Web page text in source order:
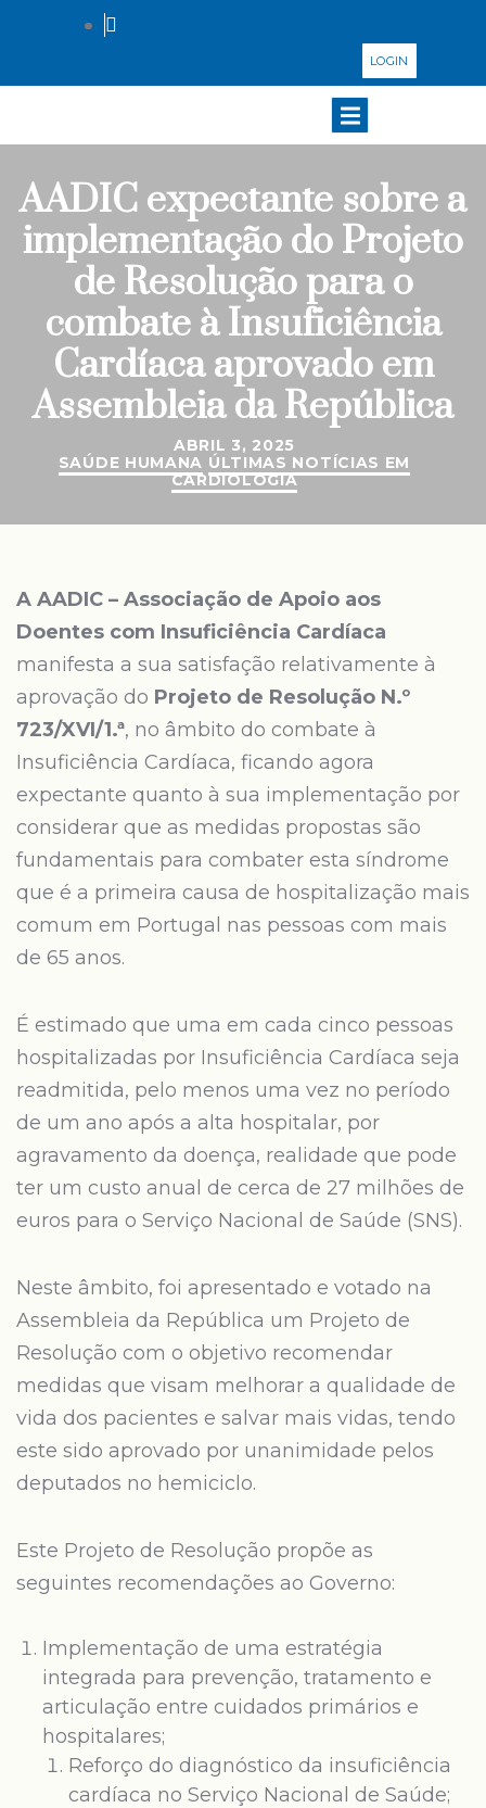
LOGIN
AADIC expectante sobre a
implementação do Projeto
de Resolução para o
combate à Insuficiência
Cardíaca aprovado em
Assembleia da República
ABRIL 3, 2025
SAÚDE HUMANA ÚLTIMAS NOTÍCIAS EM
CARDIOLOGIA
A AADIC – Associação de Apoio aos
Doentes com Insuficiência Cardíaca
manifesta a sua satisfação relativamente à
aprovação do Projeto de Resolução N.º
723/XVI/1.ª, no âmbito do combate à
Insuficiência Cardíaca, ficando agora
expectante quanto à sua implementação por
considerar que as medidas propostas são
fundamentais para combater esta síndrome
que é a primeira causa de hospitalização mais
comum em Portugal nas pessoas com mais
de 65 anos.
É estimado que uma em cada cinco pessoas
hospitalizadas por Insuficiência Cardíaca seja
readmitida, pelo menos uma vez no período
de um ano após a alta hospitalar, por
agravamento da doença, realidade que pode
ter um custo anual de cerca de 27 milhões de
euros para o Serviço Nacional de Saúde (SNS).
Neste âmbito, foi apresentado e votado na
Assembleia da República um Projeto de
Resolução com o objetivo recomendar
medidas que visam melhorar a qualidade de
vida dos pacientes e salvar mais vidas, tendo
este sido aprovado por unanimidade pelos
deputados no hemiciclo.
Este Projeto de Resolução propõe as
seguintes recomendações ao Governo:
Implementação de uma estratégia
integrada para prevenção, tratamento e
articulação entre cuidados primários e
hospitalares;
Reforço do diagnóstico da insuficiência
cardíaca no Serviço Nacional de Saúde;